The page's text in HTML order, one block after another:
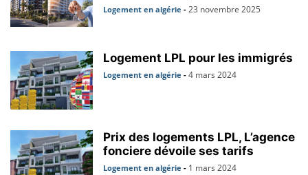
Logement en algérie - 23 novembre 2025
Logement LPL pour les immigrés
Logement en algérie - 4 mars 2024
Prix des logements LPL, L’agence
fonciere dévoile ses tarifs
Logement en algérie - 1 mars 2024